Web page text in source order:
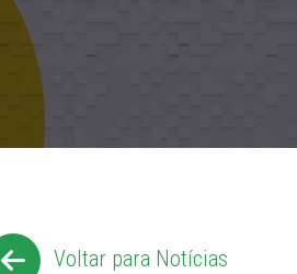
Voltar para Notícias